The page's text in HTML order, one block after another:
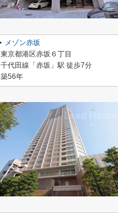
メゾン赤坂
東京都港区赤坂６丁目
千代田線「赤坂」駅 徒歩7分
築56年